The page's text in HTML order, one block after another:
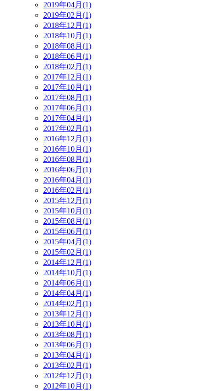
2019年04月(1)
2019年02月(1)
2018年12月(1)
2018年10月(1)
2018年08月(1)
2018年06月(1)
2018年02月(1)
2017年12月(1)
2017年10月(1)
2017年08月(1)
2017年06月(1)
2017年04月(1)
2017年02月(1)
2016年12月(1)
2016年10月(1)
2016年08月(1)
2016年06月(1)
2016年04月(1)
2016年02月(1)
2015年12月(1)
2015年10月(1)
2015年08月(1)
2015年06月(1)
2015年04月(1)
2015年02月(1)
2014年12月(1)
2014年10月(1)
2014年06月(1)
2014年04月(1)
2014年02月(1)
2013年12月(1)
2013年10月(1)
2013年08月(1)
2013年06月(1)
2013年04月(1)
2013年02月(1)
2012年12月(1)
2012年10月(1)